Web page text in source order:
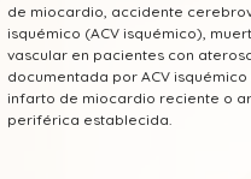
de miocardio, accidente
isquémico (ACV isquémico),
vascular en pacientes con
documentada por ACV isquémico
infarto de miocardio reciente o
periférica establecida.